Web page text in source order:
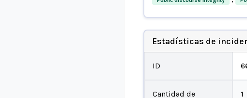
Estadísticas de
ID
Cantidad de
1